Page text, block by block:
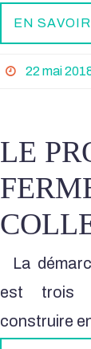
EN
22 mai
LE
La
est trois
construire